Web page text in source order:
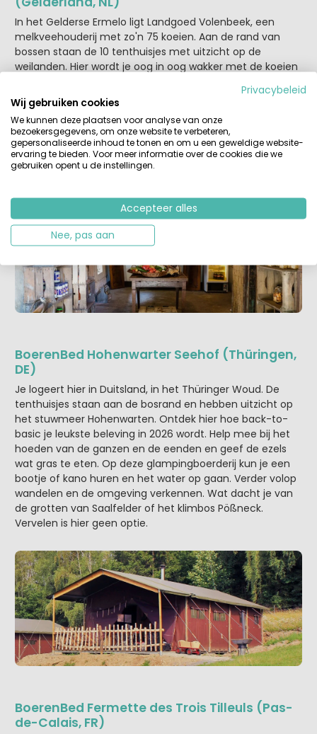
In het Gelderse Ermelo ligt Landgoed Volenbeek, een
melkveehouderij met zo'n 75 koeien. Aan de rand van
bossen staan de 10 tenthuisjes met uitzicht op de
weilanden. Hier wordt je oog in oog wakker met de koeien
een hottub bijgeboekt voor het ultieme relaxmoment.
Ideaal dus voor gezinnen die houden van rust, ruimte,
wandelen, hutten bouwen en het leven op de boerderij.
Hondenliefhebbers kunnen hun maatje meebrengen
(mits aangelijnd). De tenthuisjes zijn knus en verrassend
comfortabel ingericht.
BoerenBed Hohenwarter Seehof (Thüringen,
DE)
Je logeert hier in Duitsland, in het Thüringer Woud. De
tenthuisjes staan aan de bosrand en hebben uitzicht op
het stuwmeer Hohenwarten. Ontdek hier hoe back-to-
basic je leukste beleving in 2026 wordt. Help mee bij het
hoeden van de ganzen en de eenden en geef de ezels
wat gras te eten. Op deze glampingboerderij kun je een
bootje of kano huren en het water op gaan. Verder volop
wandelen en de omgeving verkennen. Wat dacht je van
de grotten van Saalfelder of het klimbos Pößneck.
Vervelen is hier geen optie.
BoerenBed Fermette des Trois Tilleuls (Pas-
de-Calais, FR)
Privacybeleid
Wij gebruiken cookies
We kunnen deze plaatsen voor analyse van onze
bezoekersgegevens, om onze website te verbeteren,
gepersonaliseerde inhoud te tonen en om u een geweldige website-
ervaring te bieden. Voor meer informatie over de cookies die we
gebruiken opent u de instellingen.
Accepteer alles
Nee, pas aan